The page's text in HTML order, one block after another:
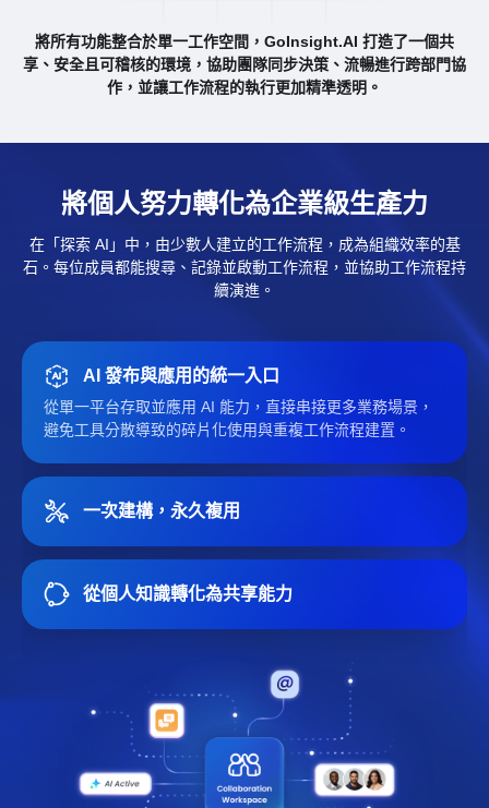
將所有功能整合於單一工作空間，GoInsight.AI 打造了一個共
享、安全且可稽核的環境，協助團隊同步決策、流暢進行跨部門協
作，並讓工作流程的執行更加精準透明。
將個人努力轉化為企業級生產力
在「探索 AI」中，由少數人建立的工作流程，成為組織效率的基
石。每位成員都能搜尋、記錄並啟動工作流程，並協助工作流程持
續演進。
AI 發布與應用的統一入口
從單一平台存取並應用 AI 能力，直接串接更多業務場景，
避免工具分散導致的碎片化使用與重複工作流程建置。
一次建構，永久複用
從個人知識轉化為共享能力